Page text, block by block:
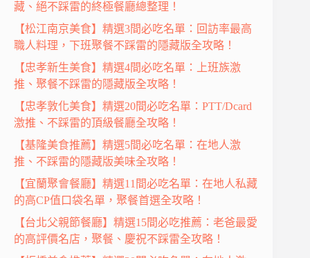
藏、絕不踩雷的終極餐廳總整理！
【松江南京美食】精選3間必吃名單：回訪率最高
職人料理，下班聚餐不踩雷的隱藏版全攻略！
【忠孝新生美食】精選4間必吃名單：上班族激
推、聚餐不踩雷的隱藏版全攻略！
【忠孝敦化美食】精選20間必吃名單：PTT/Dcard
激推、不踩雷的頂級餐廳全攻略！
【基隆美食推薦】精選5間必吃名單：在地人激
推、不踩雷的隱藏版美味全攻略！
【宜蘭聚會餐廳】精選11間必吃名單：在地人私藏
的高CP值口袋名單，聚餐首選全攻略！
【台北父親節餐廳】精選15間必吃推薦：老爸最愛
的高評價名店，聚餐、慶祝不踩雷全攻略！